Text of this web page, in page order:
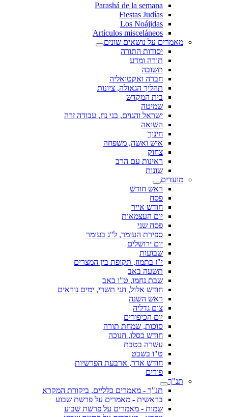
Parashá de la semana
Fiestas Judías
Los Noájidas
Artículos misceláneos
מאמרים על נושאים שונים
יסודות התורה
תורה ומדע
תשובה
חברה ואקטואליה
תהליך הגאולה, ציונות
בית המקדש
שמיטה
ישראל והגוים, בני נח, עבודה זרה
השואה
חינוך
איש ואשה, משפחה
צחוק
ראינות עם הרב
שונות
מועדים
ראש חודש
פסח
חודש אייר
יום העצמאות
פסח שני
ספירת העומר, ל"ג בעומר
יום ירושלים
שבועות
י"ז בתמוז, תקופת בין המצרים
תשעה באב
שבת נחמו, ט"ו באב
חודש אלול, חגי תשרי, ימים נוראים
ראש השנה
צום גדליה
יום הכיפורים
סוכות, שמחת תורה
חודש כסלו, חנוכה
עשרה בטבת
ט"ו בשבט
חודש אדר, ארבעת הפרשיות
פורים
תנ"ך
תנ"ך - מאמרים כלליים, ביקורת המקרא
בראשית - מאמרים על פרשת שבוע
שמות - מאמרים על פרשת שבוע